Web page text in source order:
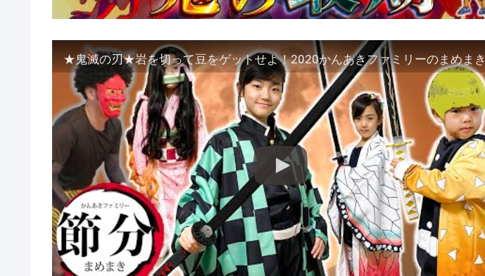
★鬼滅の刃★岩を切って豆をゲットせよ！2020かんあきファミリーのまめまき